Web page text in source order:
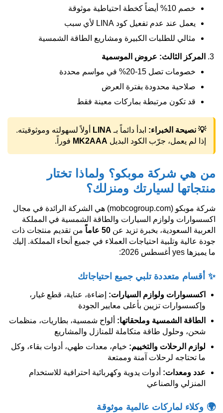
خصم 10% أيضاً كخطة احتياطية موثوقة
يعمل عند عدم تفعيل كود LINA لأي سبب
مثالي للطلبات الكبيرة ومشاريع الطاقة الشمسية
المركز الثالث: عروض الموسمية
خصومات تصل 15-20% في مواسم محددة
صلاحية محدودة بفترة العرض
قد تكون مرتبطة بماركات معينة فقط
💡 نصيحة الخبراء: ابدأ دائماً بـ LINA
أولاً لسهولته وموثوقيته.
إذا لم يعمل، جرّب الكود البديل MK2AAA فوراً.
من هي شركة موبكو؟ ولماذا تختار
منتجاتها لسيارتك ومنزلك؟
شركة موبكو (mobcogroup.com) هي الشركة الرائدة في مجال
اكسسوارات ولوازم السيارات والطاقة الشمسية في المملكة
العربية السعودية، بخبرة تزيد عن 50 عاماً
من تقديم منتجات ذات
جودة عالية وتلبية احتياجات العملاء في جميع أنحاء المملكة. إليك
ما يميزها yes أغسطس 2026:
✨ أقسام متعددة تلبي جميع احتياجاتك
اكسسوارات ولوازم السيارات: إضاءة، عناية، قطع غيار،
وإكسسوارات تزيين بأعلى معايير الجودة
الطاقة الشمسية وملحقاتها: ألواح شمسية، بطاريات، منظمات
شحن، وحلول طاقة متكاملة للمنازل والمشاريع
لوازم الرحلات والتخييم: خيام، معدات طهي، أدوات بقاء، وكل
ما تحتاجه لرحلات آمنة وممتعة
عدد ومعدات: أدوات يدوية وكهربائية احترافية للاستخدام
المنزلي والصناعي
🌍 وكلاء لماركات عالمية موثوقة